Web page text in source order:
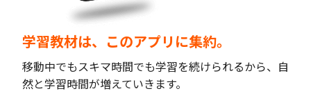
学習教材は、このアプリに集約。
移動中でもスキマ時間でも学習を続けられるから、自
然と学習時間が増えていきます。